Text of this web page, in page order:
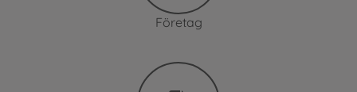
Företag